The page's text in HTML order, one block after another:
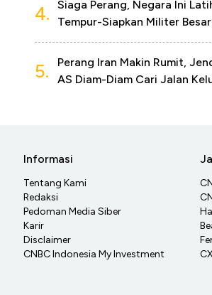
4.
Siaga Perang, Negara Ini
Tempur-Siapkan Militer
5.
Perang Iran Makin Rumit,
AS Diam-Diam Cari Jalan
Informasi
Tentang Kami
Redaksi
Pedoman Media Siber
Karir
Disclaimer
CNBC Indonesia My Investment